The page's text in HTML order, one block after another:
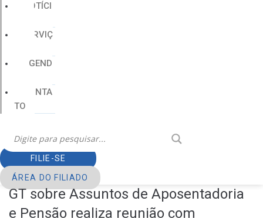
NOTÍCI
SERVIÇ
AGEND
CONTA
TO
FILIE-SE
ÁREA DO FILIADO
GT sobre Assuntos de Aposentadoria
e Pensão realiza reunião com